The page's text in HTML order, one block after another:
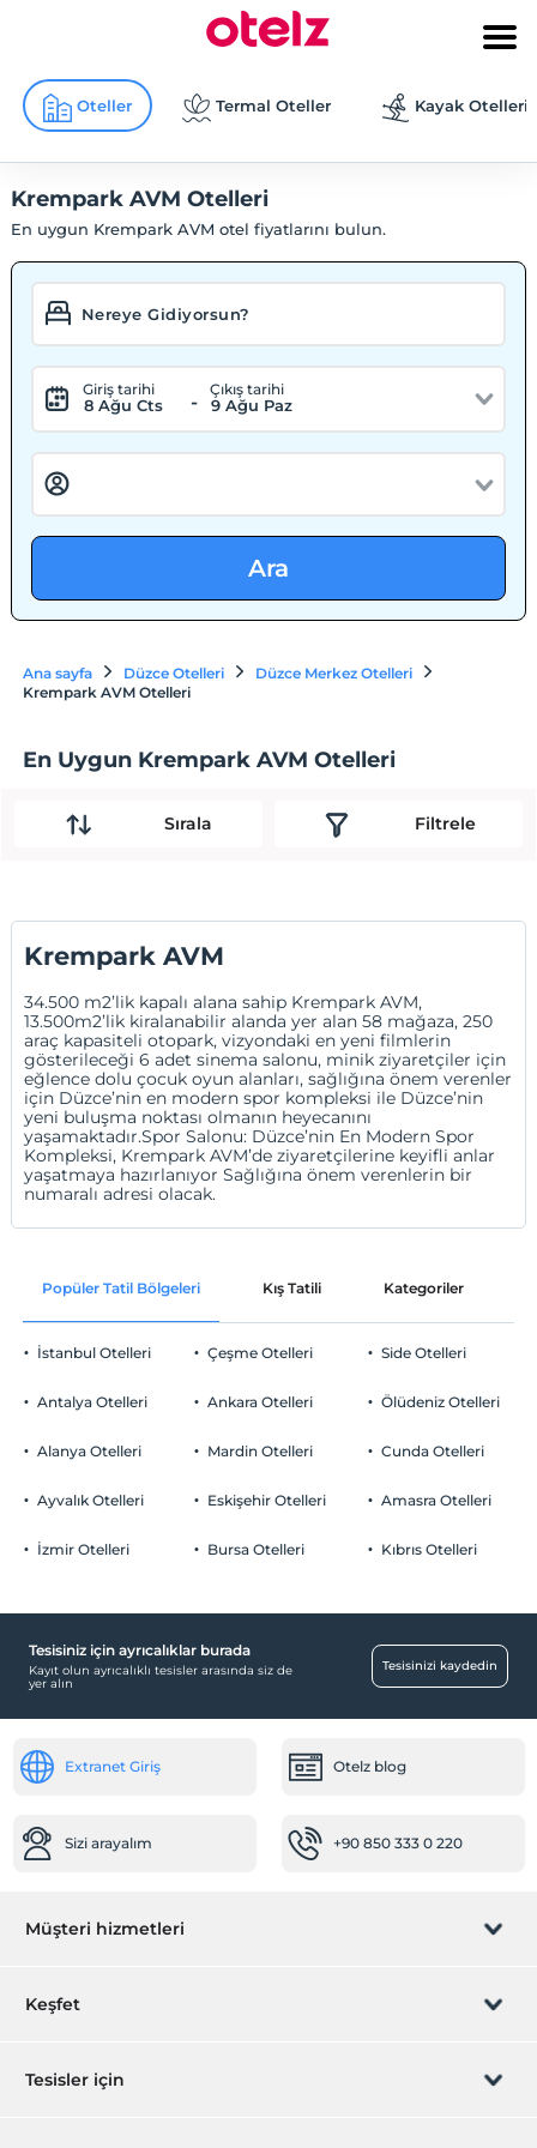
Oteller Termal Oteller Kayak Otelleri
Krempark AVM Otelleri
En uygun Krempark AVM otel fiyatlarını bulun.
Giriş tarihi
8 Ağu Cts -
Çıkış tarihi
9 Ağu Paz
Ara
Ana sayfa Düzce Otelleri
Düzce Merkez Otelleri
Krempark AVM Otelleri
En Uygun Krempark AVM Otelleri
Sırala Filtrele
Krempark AVM
34.500 m2’lik kapalı alana sahip Krempark AVM,
13.500m2’lik kiralanabilir alanda yer alan 58 mağaza, 250
araç kapasiteli otopark, vizyondaki en yeni filmlerin
gösterileceği 6 adet sinema salonu, minik ziyaretçiler için
eğlence dolu çocuk oyun alanları, sağlığına önem verenler
için Düzce’nin en modern spor kompleksi ile Düzce’nin
yeni buluşma noktası olmanın heyecanını
yaşamaktadır.Spor Salonu: Düzce’nin En Modern Spor
Kompleksi, Krempark AVM’de ziyaretçilerine keyifli anlar
yaşatmaya hazırlanıyor Sağlığına önem verenlerin bir
numaralı adresi olacak.
Popüler Tatil Bölgeleri Kış Tatili Kategoriler
İstanbul Otelleri
Antalya Otelleri
Alanya Otelleri
Ayvalık Otelleri
İzmir Otelleri
Çeşme Otelleri
Ankara Otelleri
Mardin Otelleri
Eskişehir Otelleri
Bursa Otelleri
Side Otelleri
Ölüdeniz Otelleri
Cunda Otelleri
Amasra Otelleri
Kıbrıs Otelleri
Tesisiniz için ayrıcalıklar burada
Kayıt olun ayrıcalıklı tesisler arasında siz de
yer alın
Tesisinizi kaydedin
Extranet Giriş Otelz blog
Sizi arayalım +90 850 333 0 220
Müşteri hizmetleri
Rezervasyon yönet
Keşfet
Hediye Kart
Tesisler için